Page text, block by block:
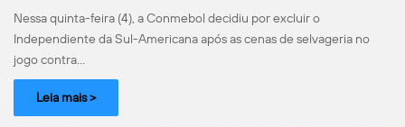
Nessa quinta-feira (4), a Conmebol decidiu por excluir o
Independiente da Sul-Americana após as cenas de selvageria no
jogo contra…
Leia mais >